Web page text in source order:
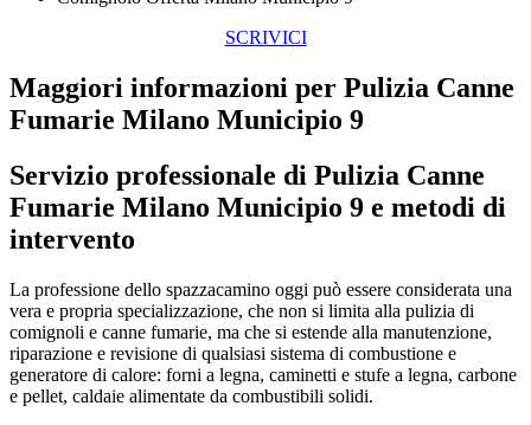
SCRIVICI
Maggiori informazioni per Pulizia Canne
Fumarie Milano Municipio 9
Servizio professionale di Pulizia Canne
Fumarie Milano Municipio 9 e metodi di
intervento
La professione dello spazzacamino oggi può essere considerata una
vera e propria specializzazione, che non si limita alla pulizia di
comignoli e canne fumarie, ma che si estende alla manutenzione,
riparazione e revisione di qualsiasi sistema di combustione e
generatore di calore: forni a legna, caminetti e stufe a legna, carbone
e pellet, caldaie alimentate da combustibili solidi.